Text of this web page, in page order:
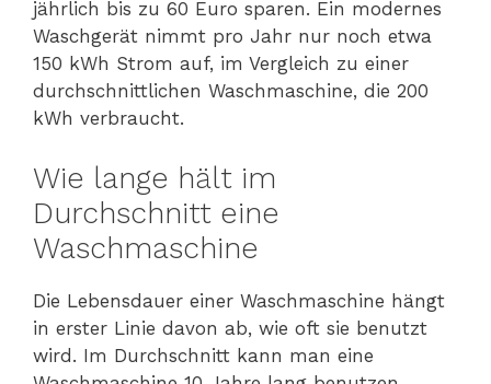
jährlich bis zu 60 Euro sparen. Ein modernes
Waschgerät nimmt pro Jahr nur noch etwa
150 kWh Strom auf, im Vergleich zu einer
durchschnittlichen Waschmaschine, die 200
kWh verbraucht.
Wie lange hält im
Durchschnitt eine
Waschmaschine
Die Lebensdauer einer Waschmaschine hängt
in erster Linie davon ab, wie oft sie benutzt
wird. Im Durchschnitt kann man eine